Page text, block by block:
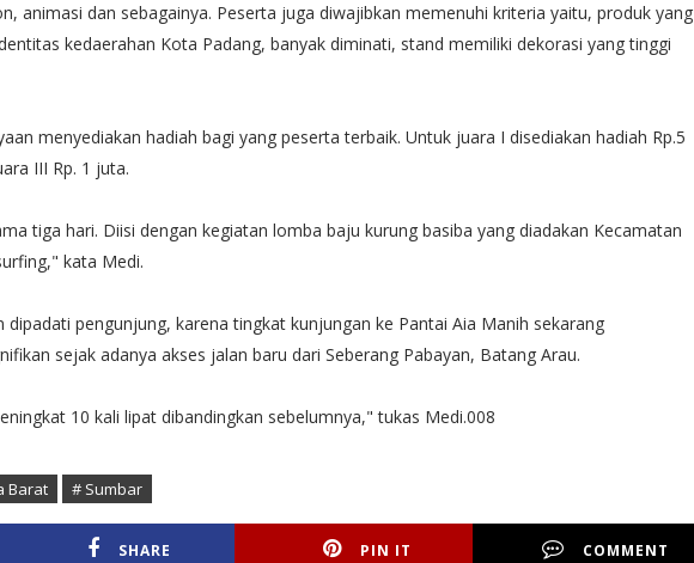
animasi dan sebagainya. Peserta juga diwajibkan memenuhi kriteria yaitu, produk yang
kedaerahan Kota Padang, banyak diminati, stand memiliki dekorasi yang tinggi
menyediakan hadiah bagi yang peserta terbaik. Untuk juara I disediakan hadiah Rp.5
III Rp. 1 juta.
tiga hari. Diisi dengan kegiatan lomba baju kurung basiba yang diadakan Kecamatan
kata Medi.
pengunjung, karena tingkat kunjungan ke Pantai Aia Manih sekarang
sejak adanya akses jalan baru dari Seberang Pabayan, Batang Arau.
10 kali lipat dibandingkan sebelumnya," tukas Medi.008
Barat # Sumbar
SHARE PIN IT COMMENT